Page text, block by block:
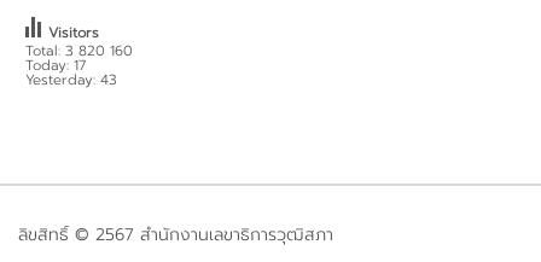
Total: 3 820 160
Today: 17
Yesterday: 43
Visitors
ลิขสิทธิ์ © 2567 สำนักงานเลขาธิการวุฒิสภา